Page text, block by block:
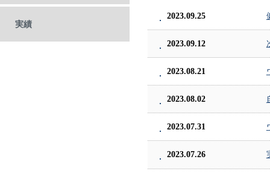
実績
2023.09.25
2023.09.12
2023.08.21
2023.08.02
2023.07.31
2023.07.26